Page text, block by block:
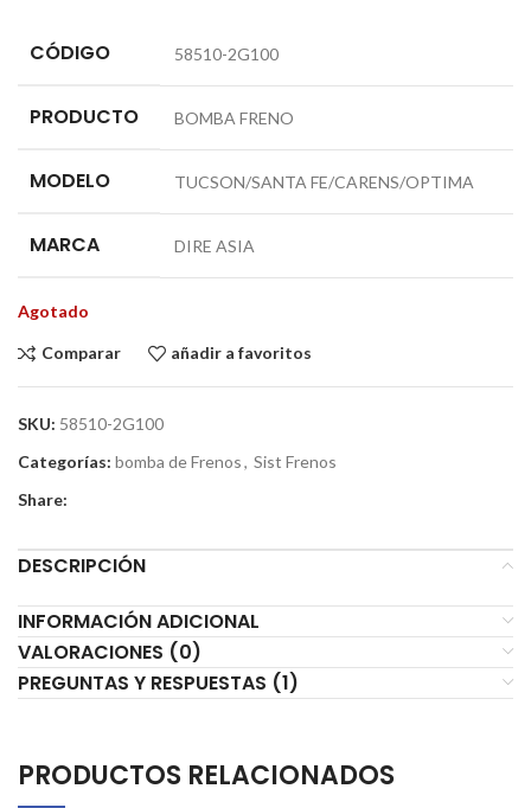
CÓDIGO 58510-2G100
PRODUCTO BOMBA FRENO
MODELO TUCSON/SANTA FE/CARENS/OPTIMA
MARCA DIRE ASIA
Agotado
Comparar añadir a favoritos
SKU: 58510-2G100
Categorías: bomba de Frenos, Sist Frenos
Share:
DESCRIPCIÓN
INFORMACIÓN ADICIONAL
VALORACIONES (0)
PREGUNTAS Y RESPUESTAS (1)
PRODUCTOS RELACIONADOS